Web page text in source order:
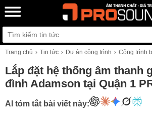
Trang chủ Tin tức Dự án công trình Công trình
Lắp đặt hệ thống âm thanh
đình Adamson tại Quận 1
AI tóm tắt bài viết này: